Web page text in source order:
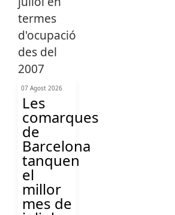
07 Agost 2026
Les
comarques
de
Barcelona
tanquen
el
millor
mes de